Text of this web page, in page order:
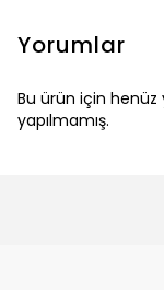
Yorumlar
Bu ürün için henüz
yapılmamış.